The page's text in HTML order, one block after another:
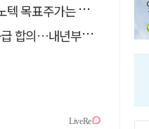
가는 왜 엇갈릴까
년부터 6년간 19만t